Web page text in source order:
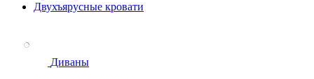
Двухъярусные кровати
Диваны